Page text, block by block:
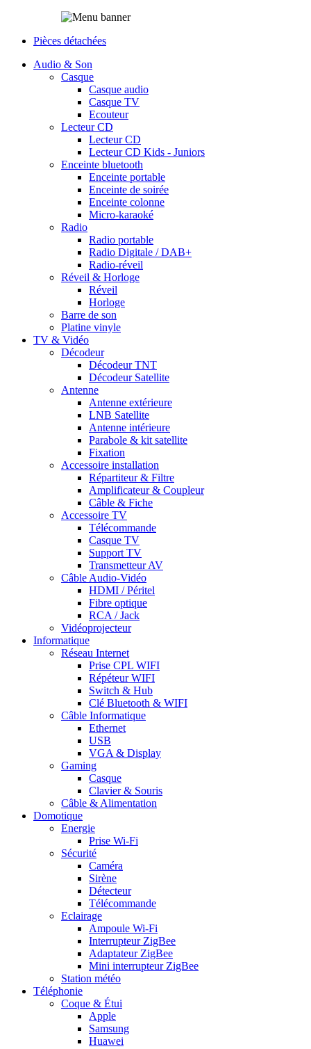
Pièces détachées
Audio & Son
Casque
Casque audio
Casque TV
Ecouteur
Lecteur CD
Lecteur CD
Lecteur CD Kids - Juniors
Enceinte bluetooth
Enceinte portable
Enceinte de soirée
Enceinte colonne
Micro-karaoké
Radio
Radio portable
Radio Digitale / DAB+
Radio-réveil
Réveil & Horloge
Réveil
Horloge
Barre de son
Platine vinyle
TV & Vidéo
Décodeur
Décodeur TNT
Décodeur Satellite
Antenne
Antenne extérieure
LNB Satellite
Antenne intérieure
Parabole & kit satellite
Fixation
Accessoire installation
Répartiteur & Filtre
Amplificateur & Coupleur
Câble & Fiche
Accessoire TV
Télécommande
Casque TV
Support TV
Transmetteur AV
Câble Audio-Vidéo
HDMI / Péritel
Fibre optique
RCA / Jack
Vidéoprojecteur
Informatique
Réseau Internet
Prise CPL WIFI
Répéteur WIFI
Switch & Hub
Clé Bluetooth & WIFI
Câble Informatique
Ethernet
USB
VGA & Display
Gaming
Casque
Clavier & Souris
Câble & Alimentation
Domotique
Energie
Prise Wi-Fi
Sécurité
Caméra
Sirène
Détecteur
Télécommande
Eclairage
Ampoule Wi-Fi
Interrupteur ZigBee
Adaptateur ZigBee
Mini interrupteur ZigBee
Station météo
Téléphonie
Coque & Étui
Apple
Samsung
Huawei